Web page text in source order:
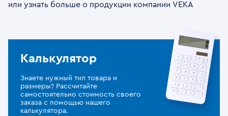
или узнать больше о продукции компании VEKA
Калькулятор
Знаете нужный тип товара и
размеры? Рассчитайте
самостоятельно стоимость своего
заказа с помощью нашего
калькулятора.